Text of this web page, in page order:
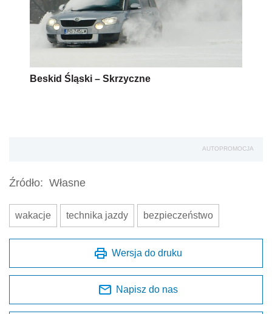
Beskid Śląski – Skrzyczne
AUTOPROMOCJA
Źródło: Własne
wakacje technika jazdy bezpieczeństwo
Wersja do druku
Napisz do nas